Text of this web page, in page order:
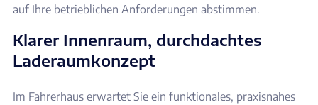
auf Ihre betrieblichen Anforderungen abstimmen.
Klarer Innenraum, durchdachtes
Laderaumkonzept
Im Fahrerhaus erwartet Sie ein funktionales, praxisnahes